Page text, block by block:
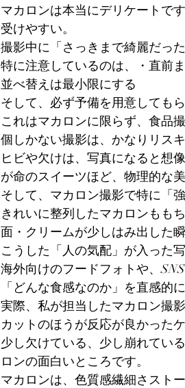
マカロンは本当にデリケートで
受けやすい。
撮影中に「さっきまで綺麗だっ
特に注意しているのは、・直前
並べ替えは最小限にする
そして、必ず予備を用意してもら
これはマカロンに限らず、食品
個しかない撮影は、かなりリス
ヒビや欠けは、写真になると想
が命のスイーツほど、物理的な
そして、マカロン撮影で特に「
きれいに整列したマカロンもも
面・クリームが少しはみ出した
こうした「人の気配」が入った写
海外向けのフードフォトや、
「どんな食感なのか」を直感的
実際、私が担当したマカロン撮
カットのほうが反応が良かった
少し欠けている、少し崩れてい
ロンの面白いところです。
マカロンは、色質感繊細さスト